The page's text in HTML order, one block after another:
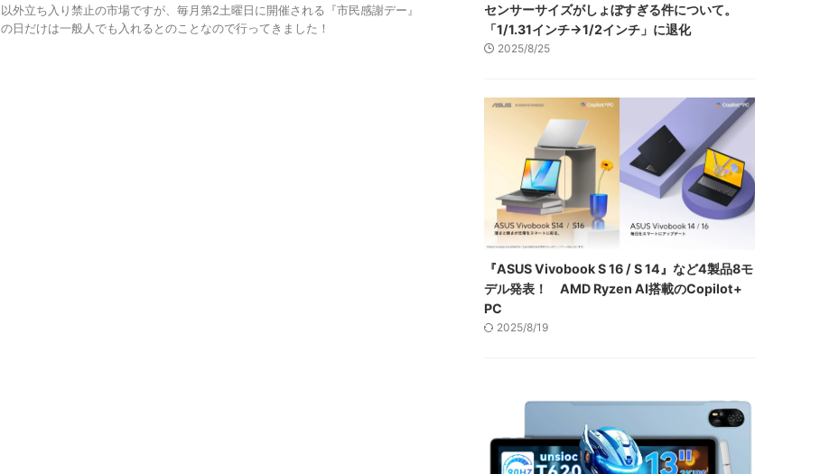
以外立ち入り禁止の市場ですが、毎月第2土曜日に開催される『市民感謝デー』
の日だけは一般人でも入れるとのことなので行ってきました！
センサーサイズがしょぼすぎる件について。
「1/1.31インチ→1/2インチ」に退化
2025/8/25
『ASUS Vivobook S 16 / S 14』など4製品8モ
デル発表！ AMD Ryzen AI搭載のCopilot+
PC
2025/8/19